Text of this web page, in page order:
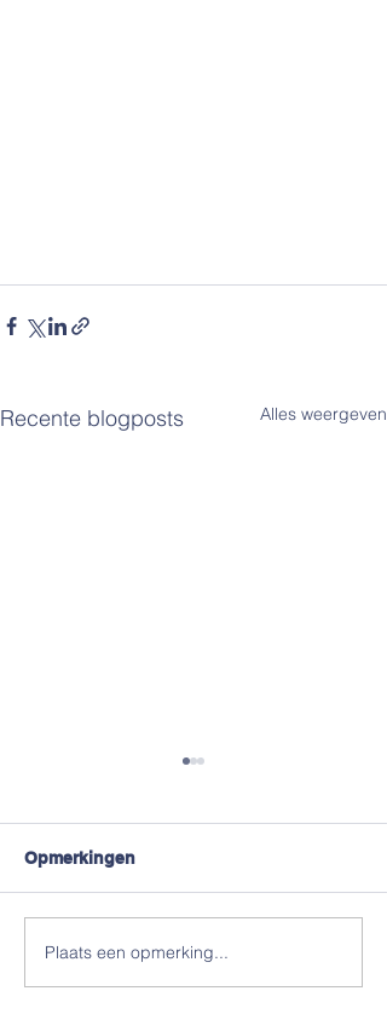
Recente blogposts Alles weergeven
#Truikes !
Opmerkingen
Plaats een opmerking...